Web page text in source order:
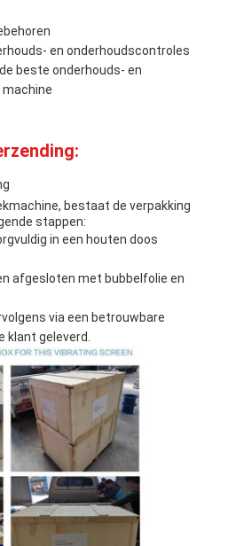
en onderhoudscontroles
beste onderhouds- en
machine
, bestaat de verpakking
stappen:
in een houten doos
afgesloten met bubbelfolie en
via een betrouwbare
klant geleverd.